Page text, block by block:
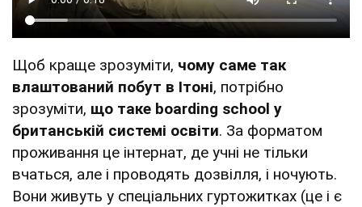
Щоб краще зрозуміти, чому саме так
влаштований побут в Ітоні, потрібно
зрозуміти, що таке boarding school у
британській системі освіти. За форматом
проживання це інтернат, де учні не тільки
вчаться, але і проводять дозвілля, і ночують.
Вони живуть у спеціальних гуртожитках (це і є